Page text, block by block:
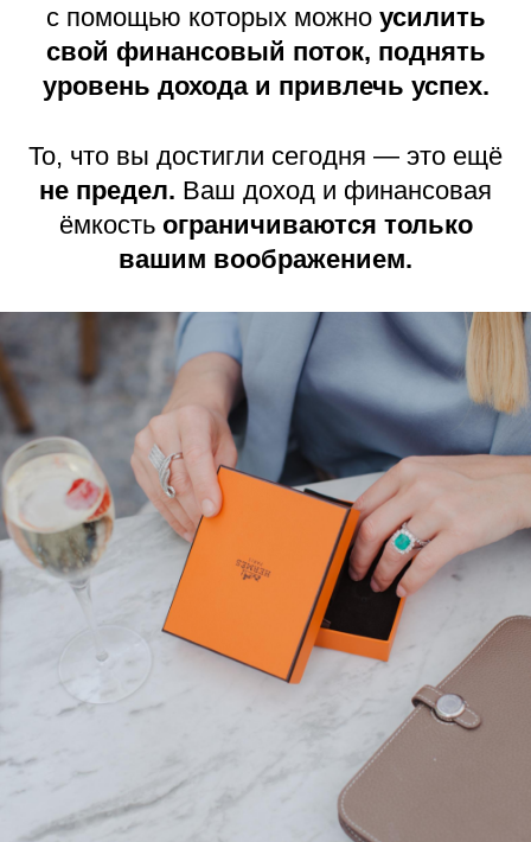
с помощью которых можно усилить
свой финансовый поток, поднять
уровень дохода и привлечь успех.
То, что вы достигли сегодня — это ещё
не предел. Ваш доход и финансовая
ёмкость ограничиваются только
вашим воображением.